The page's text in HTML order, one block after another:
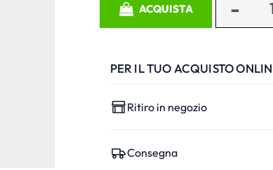
ACQUISTA
PER IL TUO ACQUISTO
Ritiro in negozio
Consegna